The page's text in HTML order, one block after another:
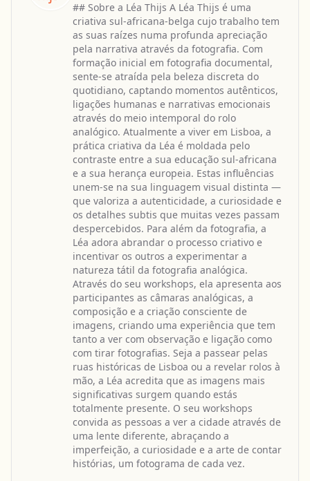
## Sobre a Léa Thijs A Léa Thijs é uma
criativa sul-africana-belga cujo trabalho tem
as suas raízes numa profunda apreciação
pela narrativa através da fotografia. Com
formação inicial em fotografia documental,
sente-se atraída pela beleza discreta do
quotidiano, captando momentos autênticos,
ligações humanas e narrativas emocionais
através do meio intemporal do rolo
analógico. Atualmente a viver em Lisboa, a
prática criativa da Léa é moldada pelo
contraste entre a sua educação sul-africana
e a sua herança europeia. Estas influências
unem-se na sua linguagem visual distinta —
que valoriza a autenticidade, a curiosidade e
os detalhes subtis que muitas vezes passam
despercebidos. Para além da fotografia, a
Léa adora abrandar o processo criativo e
incentivar os outros a experimentar a
natureza tátil da fotografia analógica.
Através do seu workshops, ela apresenta aos
participantes as câmaras analógicas, a
composição e a criação consciente de
imagens, criando uma experiência que tem
tanto a ver com observação e ligação como
com tirar fotografias. Seja a passear pelas
ruas históricas de Lisboa ou a revelar rolos à
mão, a Léa acredita que as imagens mais
significativas surgem quando estás
totalmente presente. O seu workshops
convida as pessoas a ver a cidade através de
uma lente diferente, abraçando a
imperfeição, a curiosidade e a arte de contar
histórias, um fotograma de cada vez.